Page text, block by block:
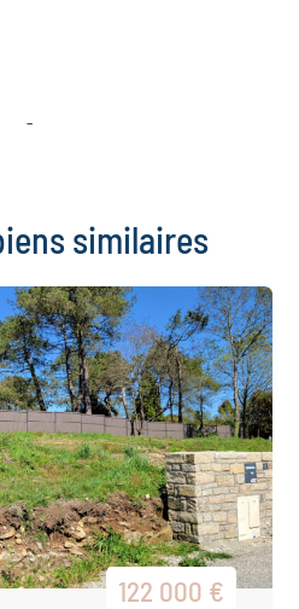
-
similaires
122 000 €